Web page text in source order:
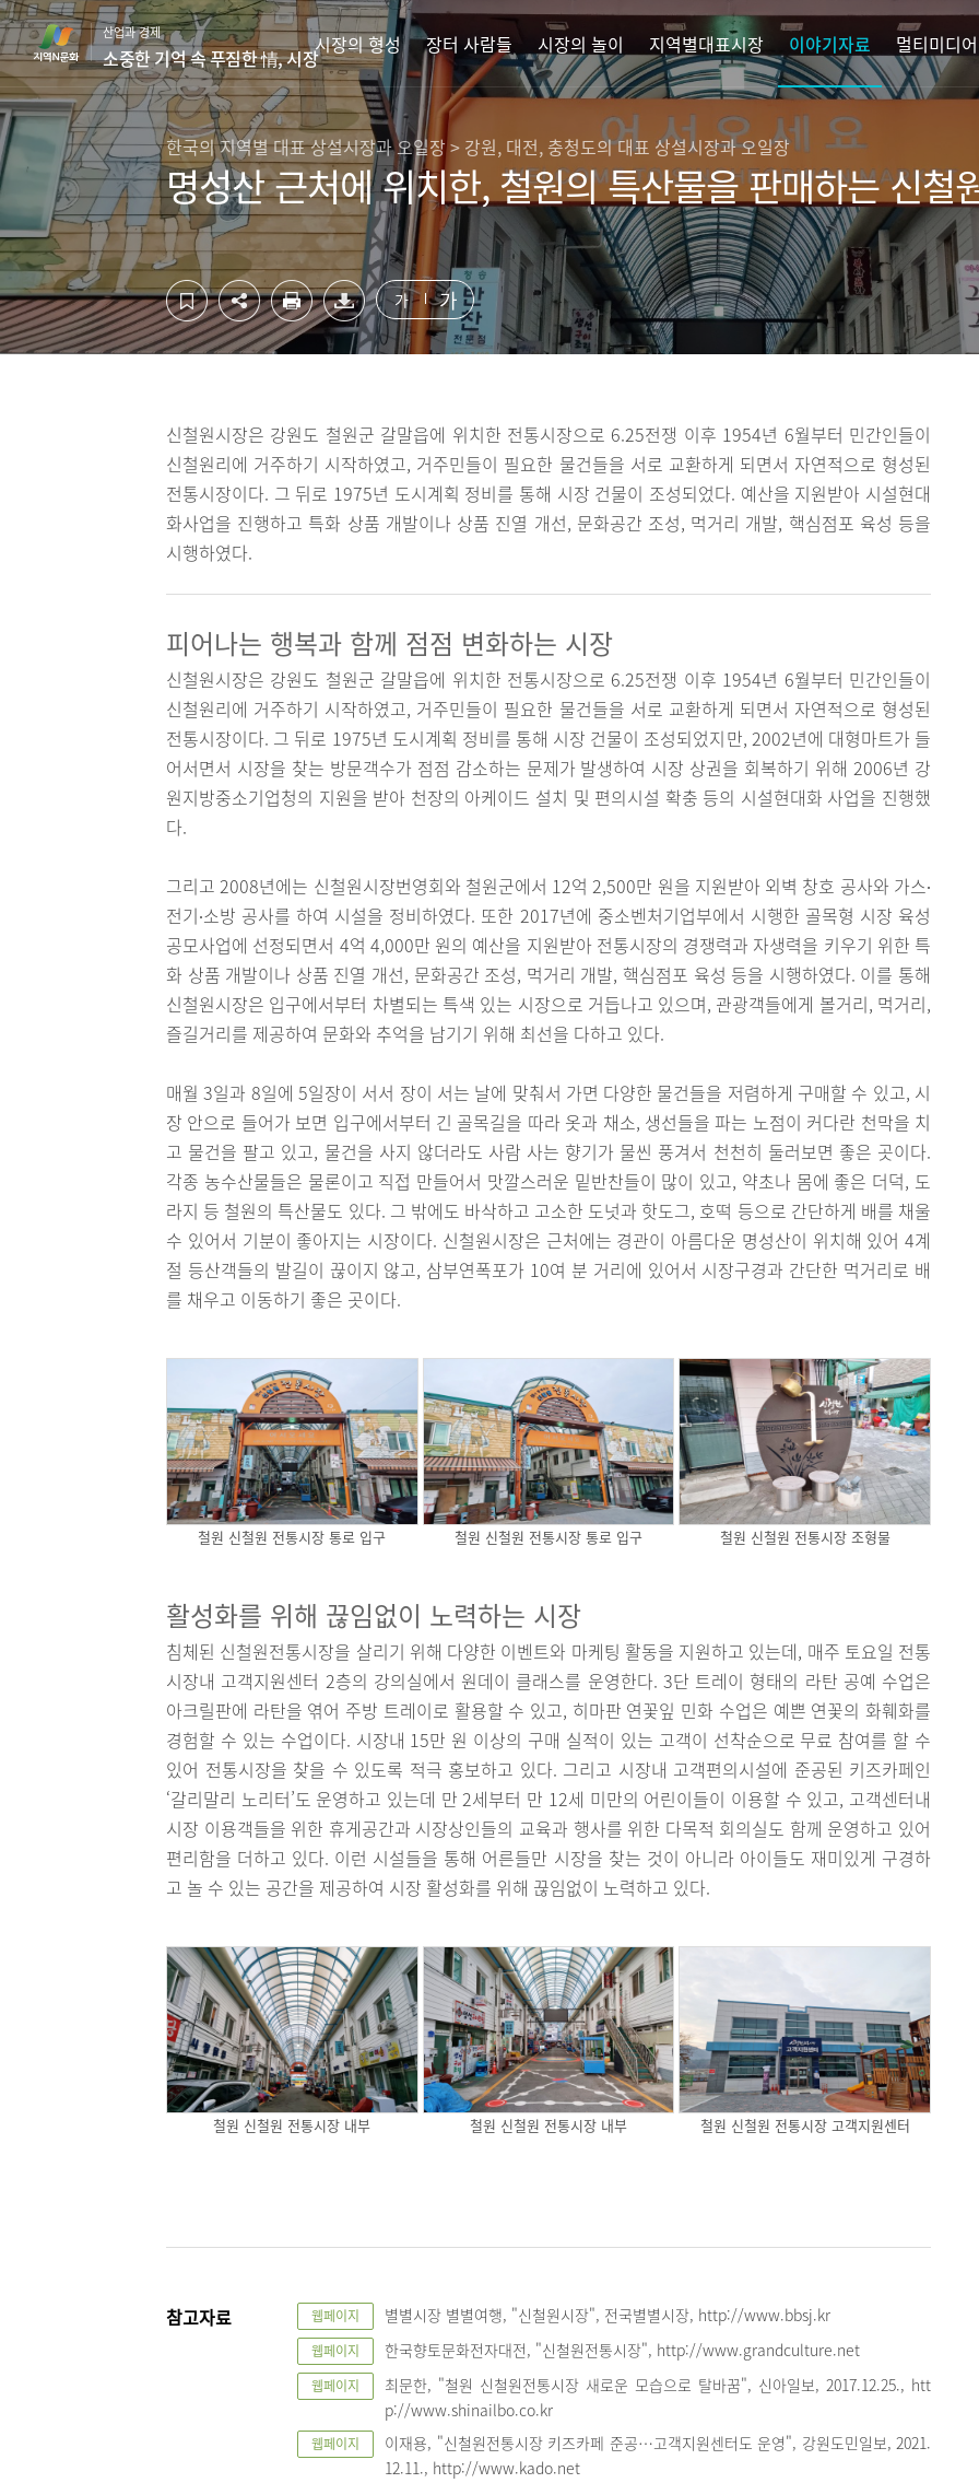
컨
텐
츠
영
역
바
로
가
기
하
단
영
역
바
로
가
기
산업과 경제
소중한 기억 속 푸짐한 情, 시장
시장의 형성 장터 사람들 시장의 놀이 지역별대표시장 이야기자료 멀티미디어
한국의 지역별 대표 상설시장과 오일장 > 강원, 대전, 충청도의 대표 상설시장과 오일장
명성산 근처에 위치한, 철원의 특산물을 판매하는 신철
가 가
신철원시장은 강원도 철원군 갈말읍에 위치한 전통시장으로 6.25전쟁 이후 1954년 6월부터 민간인들이
신철원리에 거주하기 시작하였고, 거주민들이 필요한 물건들을 서로 교환하게 되면서 자연적으로 형성된
전통시장이다. 그 뒤로 1975년 도시계획 정비를 통해 시장 건물이 조성되었다. 예산을 지원받아 시설현대
화사업을 진행하고 특화 상품 개발이나 상품 진열 개선, 문화공간 조성, 먹거리 개발, 핵심점포 육성 등을
시행하였다.
피어나는 행복과 함께 점점 변화하는 시장
신철원시장은 강원도 철원군 갈말읍에 위치한 전통시장으로 6.25전쟁 이후 1954년 6월부터 민간인들이
신철원리에 거주하기 시작하였고, 거주민들이 필요한 물건들을 서로 교환하게 되면서 자연적으로 형성된
전통시장이다. 그 뒤로 1975년 도시계획 정비를 통해 시장 건물이 조성되었지만, 2002년에 대형마트가 들
어서면서 시장을 찾는 방문객수가 점점 감소하는 문제가 발생하여 시장 상권을 회복하기 위해 2006년 강
원지방중소기업청의 지원을 받아 천장의 아케이드 설치 및 편의시설 확충 등의 시설현대화 사업을 진행했
다.
그리고 2008년에는 신철원시장번영회와 철원군에서 12억 2,500만 원을 지원받아 외벽 창호 공사와 가스∙
전기∙소방 공사를 하여 시설을 정비하였다. 또한 2017년에 중소벤처기업부에서 시행한 골목형 시장 육성
공모사업에 선정되면서 4억 4,000만 원의 예산을 지원받아 전통시장의 경쟁력과 자생력을 키우기 위한 특
화 상품 개발이나 상품 진열 개선, 문화공간 조성, 먹거리 개발, 핵심점포 육성 등을 시행하였다. 이를 통해
신철원시장은 입구에서부터 차별되는 특색 있는 시장으로 거듭나고 있으며, 관광객들에게 볼거리, 먹거리,
즐길거리를 제공하여 문화와 추억을 남기기 위해 최선을 다하고 있다.
매월 3일과 8일에 5일장이 서서 장이 서는 날에 맞춰서 가면 다양한 물건들을 저렴하게 구매할 수 있고, 시
장 안으로 들어가 보면 입구에서부터 긴 골목길을 따라 옷과 채소, 생선들을 파는 노점이 커다란 천막을 치
고 물건을 팔고 있고, 물건을 사지 않더라도 사람 사는 향기가 물씬 풍겨서 천천히 둘러보면 좋은 곳이다.
각종 농수산물들은 물론이고 직접 만들어서 맛깔스러운 밑반찬들이 많이 있고, 약초나 몸에 좋은 더덕, 도
라지 등 철원의 특산물도 있다. 그 밖에도 바삭하고 고소한 도넛과 핫도그, 호떡 등으로 간단하게 배를 채울
수 있어서 기분이 좋아지는 시장이다. 신철원시장은 근처에는 경관이 아름다운 명성산이 위치해 있어 4계
절 등산객들의 발길이 끊이지 않고, 삼부연폭포가 10여 분 거리에 있어서 시장구경과 간단한 먹거리로 배
를 채우고 이동하기 좋은 곳이다.
철원 신철원 전통시장 통로 입구 철원 신철원 전통시장 통로 입구 철원 신철원 전통시장 조형물
활성화를 위해 끊임없이 노력하는 시장
침체된 신철원전통시장을 살리기 위해 다양한 이벤트와 마케팅 활동을 지원하고 있는데, 매주 토요일 전통
시장내 고객지원센터 2층의 강의실에서 원데이 클래스를 운영한다. 3단 트레이 형태의 라탄 공예 수업은
아크릴판에 라탄을 엮어 주방 트레이로 활용할 수 있고, 히마판 연꽃잎 민화 수업은 예쁜 연꽃의 화훼화를
경험할 수 있는 수업이다. 시장내 15만 원 이상의 구매 실적이 있는 고객이 선착순으로 무료 참여를 할 수
있어 전통시장을 찾을 수 있도록 적극 홍보하고 있다. 그리고 시장내 고객편의시설에 준공된 키즈카페인
‘갈리말리 노리터’도 운영하고 있는데 만 2세부터 만 12세 미만의 어린이들이 이용할 수 있고, 고객센터내
시장 이용객들을 위한 휴게공간과 시장상인들의 교육과 행사를 위한 다목적 회의실도 함께 운영하고 있어
편리함을 더하고 있다. 이런 시설들을 통해 어른들만 시장을 찾는 것이 아니라 아이들도 재미있게 구경하
고 놀 수 있는 공간을 제공하여 시장 활성화를 위해 끊임없이 노력하고 있다.
철원 신철원 전통시장 내부 철원 신철원 전통시장 내부 철원 신철원 전통시장 고객지원센터
참고자료 웹페이지 별별시장 별별여행, "신철원시장", 전국별별시장, http://www.bbsj.kr
웹페이지 한국향토문화전자대전, "신철원전통시장", http://www.grandculture.net
웹페이지
최문한, "철원 신철원전통시장 새로운 모습으로 탈바꿈", 신아일보, 2017.12.25., htt
p://www.shinailbo.co.kr
웹페이지
이재용, "신철원전통시장 키즈카페 준공…고객지원센터도 운영", 강원도민일보, 2021.
12.11., http://www.kado.net